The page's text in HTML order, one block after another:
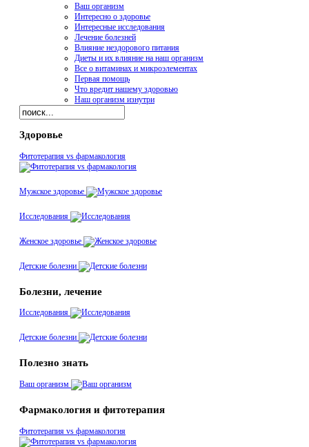
Ваш организм
Интересно о здоровье
Интересные исследования
Лечение болезней
Влияние нездорового питания
Диеты и их влияние на наш организм
Все о витаминах и микроэлементах
Первая помощь
Что вредит нашему здоровью
Наш организм изнутри
Здоровье
Фитотерапия vs фармакология
Мужское здоровье
Исследования
Женское здоровье
Детские болезни
Болезни, лечение
Исследования
Детские болезни
Полезно знать
Ваш организм
Фармакология и фитотерапия
Фитотерапия vs фармакология